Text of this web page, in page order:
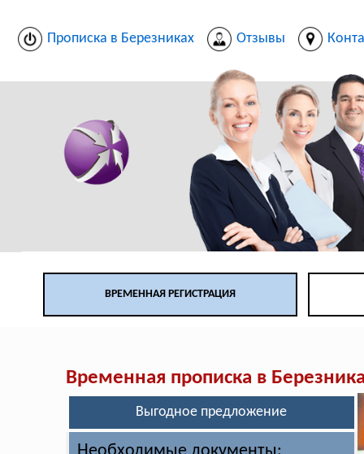
Прописка в Березниках Отзывы
ВРЕМЕННАЯ РЕГИСТРАЦИЯ
Временная прописка в
Выгодное предложение